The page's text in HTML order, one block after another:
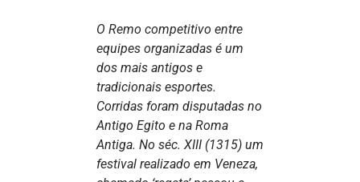
O Remo competitivo entre
equipes organizadas é um
dos mais antigos e
tradicionais esportes.
Corridas foram disputadas no
Antigo Egito e na Roma
Antiga. No séc. XIII (1315) um
festival realizado em Veneza,